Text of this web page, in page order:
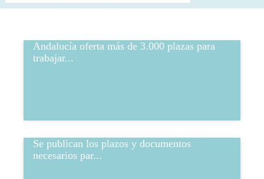
Andalucía oferta más de 3.000 plazas para
trabajar...
Se publican los plazos y documentos
necesarios par...